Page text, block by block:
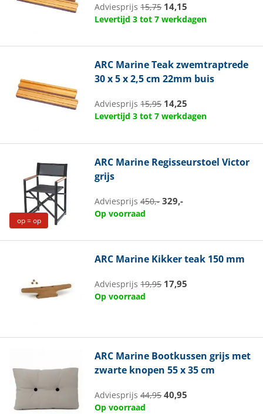
Adviesprijs15,75 14,15
Levertijd 3 tot 7 werkdagen
ARC MarineTeak zwemtraptrede
30 x 5 x 2,5 cm 22mm buis
Adviesprijs15,95 14,25
Levertijd 3 tot 7 werkdagen
op = op
ARC Marine Regisseurstoel Victor
grijs
Adviesprijs450,- 329,-
Op voorraad
ARC Marine Kikker teak 150 mm
Adviesprijs19,95 17,95
Op voorraad
ARC Marine Bootkussen grijs met
zwarte knopen 55 x 35 cm
Adviesprijs44,95 40,95
Op voorraad